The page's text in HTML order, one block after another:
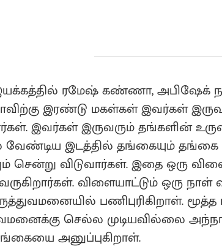
ரமேஷ் கண்ணா, அபிஷேக்
இரண்டு மகள்கள் இவர்கள்
இவர்கள் இருவரும் தங்களின்
இடத்தில் தங்கையும்
சென்று விடுவார்கள். இதை ஒரு
விளையாட்டும் ஒரு
பணிபுரிகிறாள்.
செல்ல முடியவில்லை
அனுப்புகிறாள்.